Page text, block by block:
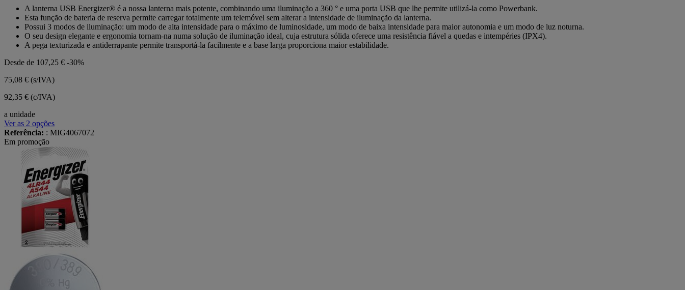
estrelas.
A lanterna USB Energizer® é a nossa lanterna mais potente, combinando uma iluminação a 360 ° e uma porta USB que lhe permite utilizá-la como Powerbank.
Esta função de bateria de reserva permite carregar totalmente um telemóvel sem alterar a intensidade de iluminação da lanterna.
Possui 3 modos de iluminação: um modo de alta intensidade para o máximo de luminosidade, um modo de baixa intensidade para maior autonomia e um modo de luz noturna.
O seu design elegante e ergonomia tornam-na numa solução de iluminação ideal, cuja estrutura sólida oferece uma resistência fiável a quedas e intempéries (IPX4).
A pega texturizada e antiderrapante permite transportá-la facilmente e a base larga proporciona maior estabilidade.
Desde de 107,25 € -30%
75,08 € (s/IVA)
92,35 € (c/IVA)
a unidade
Ver as 2 opções
Referência: : MIG4067072
Em promoção